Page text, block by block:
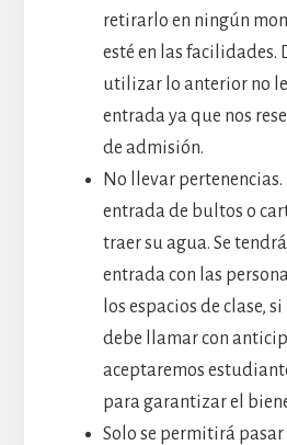
retirarlo en ningún
esté en las facilidades.
utilizar lo anterior no
entrada ya que nos
de admisión.
No llevar
entrada de bultos o
traer su agua. Se
entrada con las
los espacios de clase,
debe llamar con
aceptaremos
para garantizar el
Solo se permitirá